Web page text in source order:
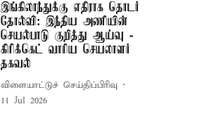
இங்கிலாந்துக்கு எதிராக தொடர்
தோல்வி: இந்திய அணியின்
செயல்பாடு குறித்து ஆய்வு -
கிரிக்கெட் வாரிய செயலாளர்
தகவல்
விளையாட்டுச் செய்திப்பிரிவு
11 Jul 2026